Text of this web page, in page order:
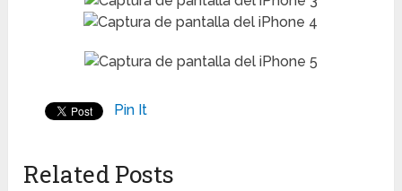
Pin It
Related Posts